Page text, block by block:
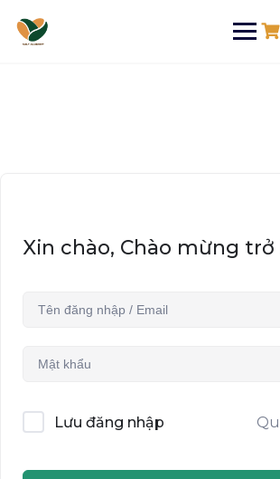
Xin chào, Chào mừng trở
Lưu đăng nhập